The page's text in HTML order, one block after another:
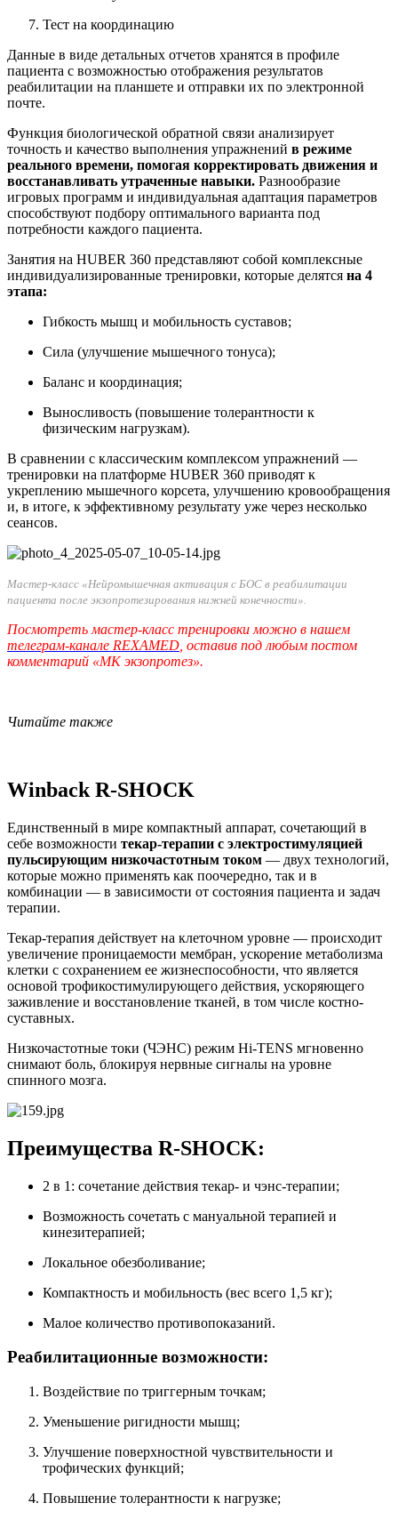
Тест на координацию
Данные в виде детальных отчетов хранятся в профиле
пациента с возможностью отображения результатов
реабилитации на планшете и отправки их по электронной
почте.
Функция биологической обратной связи анализирует
точность и качество выполнения упражнений в режиме
реального времени, помогая корректировать движения и
восстанавливать утраченные навыки. Разнообразие
игровых программ и индивидуальная адаптация параметров
способствуют подбору оптимального варианта под
потребности каждого пациента.
Занятия на HUBER 360 представляют собой комплексные
индивидуализированные тренировки, которые делятся на 4
этапа:
Гибкость мышц и мобильность суставов;
Сила (улучшение мышечного тонуса);
Баланс и координация;
Выносливость (повышение толерантности к
физическим нагрузкам).
В сравнении с классическим комплексом упражнений —
тренировки на платформе HUBER 360 приводят к
укреплению мышечного корсета, улучшению кровообращения
и, в итоге, к эффективному результату уже через несколько
сеансов.
Мастер-класс «Нейромышечная активация с БОС в реабилитации
пациента после экзопротезирования нижней конечности».
Посмотреть мастер-класс тренировки можно в нашем
телеграм-канале REXAMED , оставив под любым постом
комментарий «МК экзопротез».
Читайте также
Winback R-SHOCK
Единственный в мире компактный аппарат, сочетающий в
себе возможности текар-терапии с электростимуляцией
пульсирующим низкочастотным током — двух технологий,
которые можно применять как поочередно, так и в
комбинации — в зависимости от состояния пациента и задач
терапии.
Текар-терапия действует на клеточном уровне — происходит
увеличение проницаемости мембран, ускорение метаболизма
клетки с сохранением ее жизнеспособности, что является
основой трофикостимулирующего действия, ускоряющего
заживление и восстановление тканей, в том числе костно-
суставных.
Низкочастотные токи (ЧЭНС) режим Hi-TENS мгновенно
снимают боль, блокируя нервные сигналы на уровне
спинного мозга.
Преимущества R-SHOCK:
2 в 1: сочетание действия текар- и чэнс-терапии;
Возможность сочетать с мануальной терапией и
кинезитерапией;
Локальное обезболивание;
Компактность и мобильность (вес всего 1,5 кг);
Малое количество противопоказаний.
Реабилитационные возможности:
Воздействие по триггерным точкам;
Уменьшение ригидности мышц;
Улучшение поверхностной чувствительности и
трофических функций;
Повышение толерантности к нагрузке;